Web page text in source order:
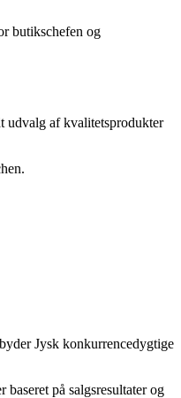
butikschefen og
udvalg af kvalitetsprodukter
Jysk konkurrencedygtige
på salgsresultater og